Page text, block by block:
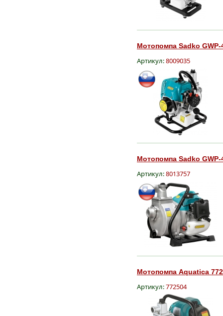
Мотопомпа Sadko GWP-
Артикул:8009035
Мотопомпа Sadko GWP-
Артикул:8013757
Мотопомпа Aquatica
Артикул:772504